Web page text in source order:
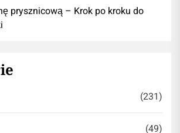
prysznicową – Krok po kroku do
(231)
(49)